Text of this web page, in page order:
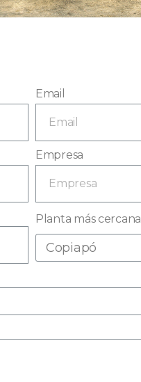
Email
Empresa
Planta más cercana